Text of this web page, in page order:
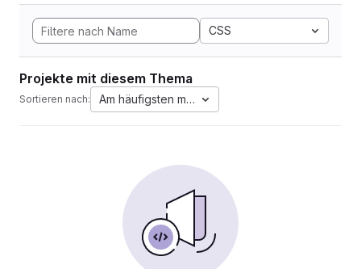
CSS
Projekte mit diesem Thema
Sortieren nach: Am häufigsten markiert